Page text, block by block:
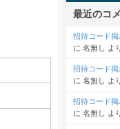
最近のコ
招待コード掲
に 名無し よ
招待コード掲
に 名無し よ
招待コード掲
に 名無し よ